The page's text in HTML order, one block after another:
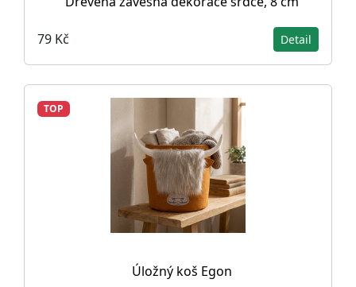
79 Kč Detail
TOP
Úložný koš Egon